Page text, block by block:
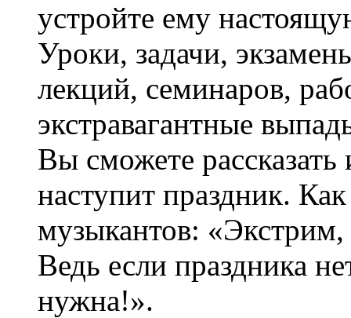
устройте ему
Уроки, задачи,
лекций, семинаров,
экстравагантные
Вы сможете
наступит праздник.
музыкантов: «Экстрим,
Ведь если праздника
нужна!».